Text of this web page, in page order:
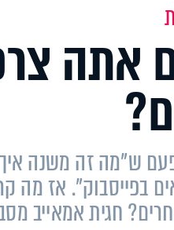
אתה
ש"מה זה משנה
בפייסבוק". אז מה
חגית אמאייב